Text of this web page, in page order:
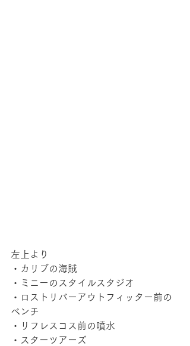
左上より
・カリブの海賊
・ミニーのスタイルスタジオ
・ロストリバーアウトフィッター前の
ベンチ
・リフレスコス前の噴水
・スターツアーズ